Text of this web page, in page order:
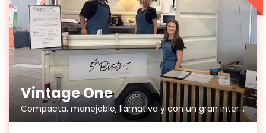
Vintage One
Compacta, manejable, llamativa y con un gran interior.